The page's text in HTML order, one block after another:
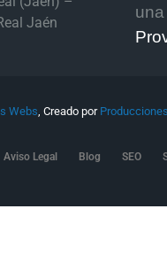
Jaén
una
Webs, Creado por
Aviso Legal Blog SEO